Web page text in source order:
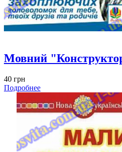
Мовний
40 грн
Подробнее